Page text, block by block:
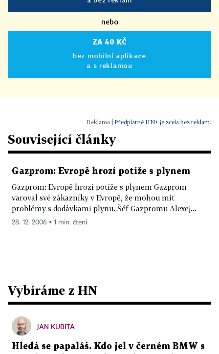
nebo
ZA 40 KČ
bez mobilní aplikace
a s reklamou
Předplatné HN+ je zcela bez reklam.
Související články
Gazprom: Evropě hrozí potíže s plynem
Gazprom: Evropě hrozí potíže s plynem Gazprom
varoval své zákazníky v Evropě, že mohou mít
problémy s dodávkami plynu. Šéf Gazpromu Alexej...
28. 12. 2006 ▪ 1 min. čtení
Vybíráme z HN
JAN KUBITA
Hledá se papaláš. Kdo jel v černém BMW s